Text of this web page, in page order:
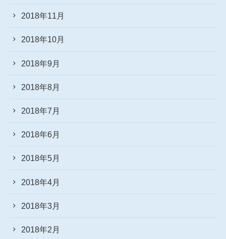
2018年11月
2018年10月
2018年9月
2018年8月
2018年7月
2018年6月
2018年5月
2018年4月
2018年3月
2018年2月